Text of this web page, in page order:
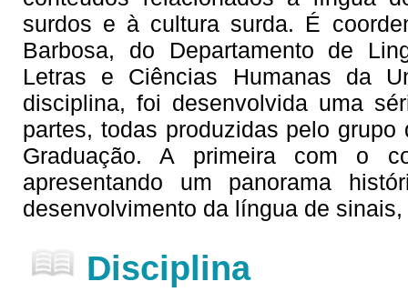
surdos e à cultura surda. É
Barbosa, do Departamento de
Letras e Ciências Humanas da
disciplina, foi desenvolvida uma
partes, todas produzidas pelo
Graduação. A primeira com o
apresentando um panorama
desenvolvimento da língua de
Disciplina